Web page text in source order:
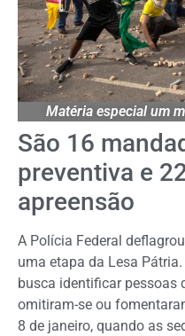
Matéria especial um
São 16
preventiva e
apreensão
A Polícia Federal
uma etapa da Lesa
busca identificar pessoas
omitiram-se ou
8 de janeiro, quando as